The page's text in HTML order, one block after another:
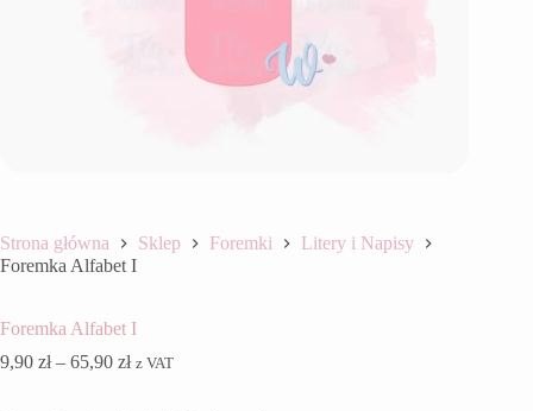
Strona główna Sklep Foremki
Litery i Napisy
Foremka Alfabet I
Foremka Alfabet I
9,90 zł – 65,90 złZakres
z VAT